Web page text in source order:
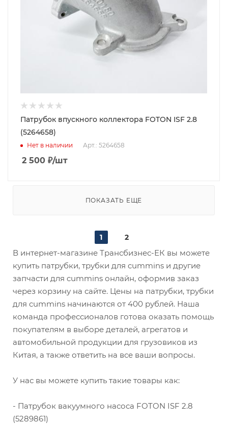
Патрубок впускного коллектора FOTON ISF 2.8
(5264658)
Нет в наличии Арт.: 5264658
2 500 ₽/шт
ПОКАЗАТЬ ЕЩЕ
1 2
В интернет-магазине Трансбизнес-ЕК вы можете
купить патрубки, трубки для cummins и другие
запчасти для cummins онлайн, оформив заказ
через корзину на сайте. Цены на патрубки, трубки
для cummins начинаются от 400 рублей. Наша
команда профессионалов готова оказать помощь
покупателям в выборе деталей, агрегатов и
автомобильной продукции для грузовиков из
Китая, а также ответить на все ваши вопросы.
У нас вы можете купить такие товары как:
- Патрубок вакуумного насоса FOTON ISF 2.8
(5289861)